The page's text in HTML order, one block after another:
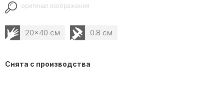
оригинал изображения
20x40 см 0.8 см
Снята с производства